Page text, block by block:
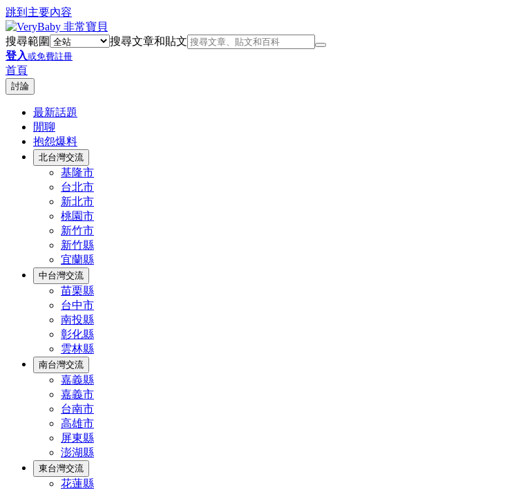
跳到主要內容
搜尋範圍
搜尋文章和貼文
登入或免費註冊
首頁
討論
最新話題
閒聊
抱怨爆料
北台灣交流
基隆市
台北市
新北市
桃園市
新竹市
新竹縣
宜蘭縣
中台灣交流
苗栗縣
台中市
南投縣
彰化縣
雲林縣
南台灣交流
嘉義縣
嘉義市
台南市
高雄市
屏東縣
澎湖縣
東台灣交流
花蓮縣